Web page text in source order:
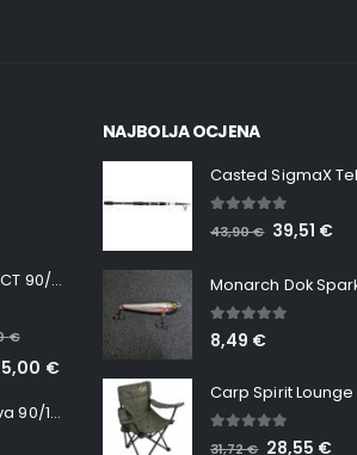
Minn Kota RT INSTINCT 90/115 WR QUEST
€
€
Minn Kota RT Terrova 90/115 WR QUEST
NAJBOLJA OCJENA
out of 5
43,90€ 39,51 €
Monarch Dok
5.00
8,49 €
Carp Spirit
out of 5
31,72€ 28,55 €